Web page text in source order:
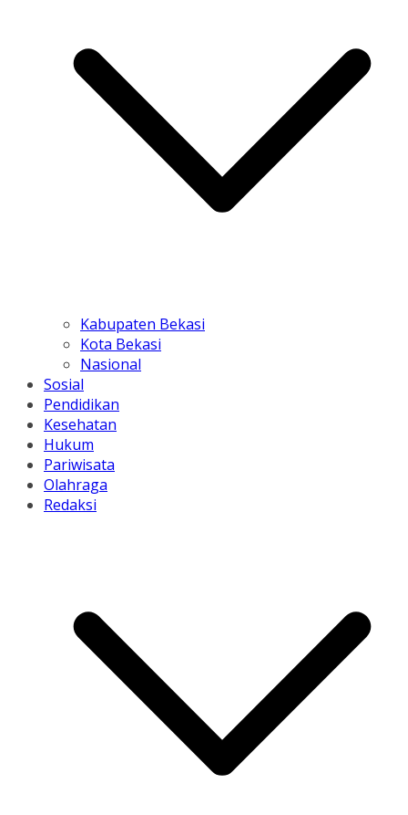
Kabupaten Bekasi
Kota Bekasi
Nasional
Sosial
Pendidikan
Kesehatan
Hukum
Pariwisata
Olahraga
Redaksi